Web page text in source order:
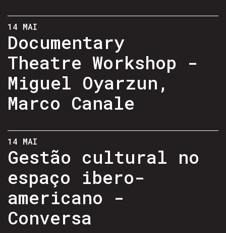
14 MAI
Documentary
Theatre Workshop -
Miguel Oyarzun,
Marco Canale
14 MAI
Gestão cultural no
espaço ibero-
americano -
Conversa